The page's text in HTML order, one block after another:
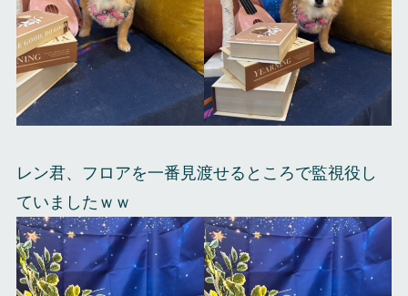
レン君、フロアを一番見渡せるところで監視役し
ていましたｗｗ